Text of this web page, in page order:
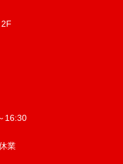
16:30
業